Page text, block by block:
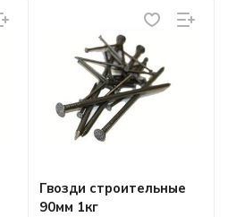
Гвозди строительные
90мм 1кг